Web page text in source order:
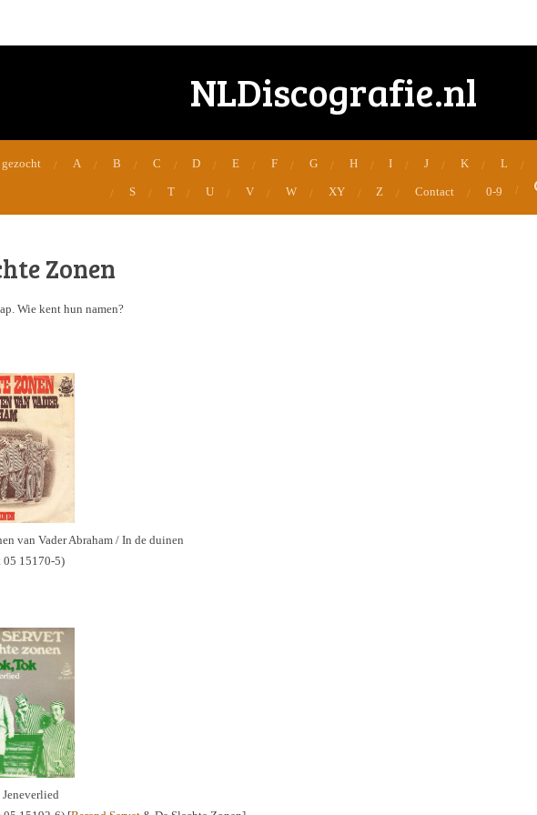
NLDiscografie.nl
A B C D E F G H I J K L
S T U V W XY Z Contact 0-9
Zonen
Wie kent hun namen?
van Vader Abraham / In de duinen
15170-5)